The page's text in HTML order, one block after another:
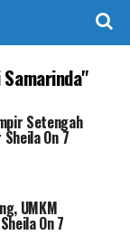
Setengah
On 7
UMKM
On 7